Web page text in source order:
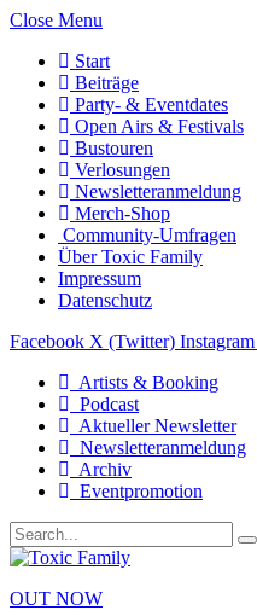
Close Menu
Start
Beiträge
Party- & Eventdates
Open Airs & Festivals
Bustouren
Verlosungen
Newsletteranmeldung
Merch-Shop
Community-Umfragen
Über Toxic Family
Impressum
Datenschutz
Facebook X (Twitter) Instagram
Artists & Booking
Podcast
Aktueller Newsletter
Newsletteranmeldung
Archiv
Eventpromotion
OUT NOW